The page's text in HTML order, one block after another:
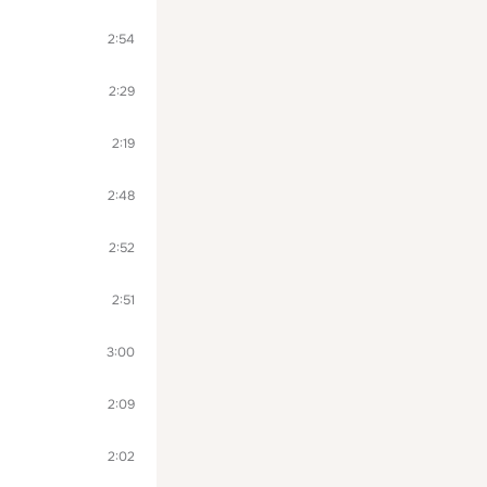
2:54
2:29
2:19
2:48
2:52
2:51
3:00
2:09
2:02